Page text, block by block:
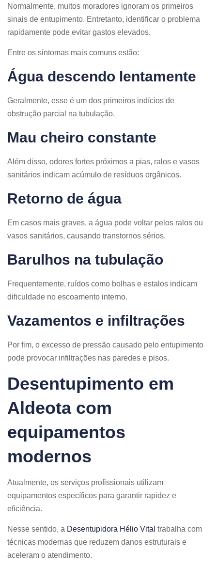
Normalmente, muitos moradores ignoram os primeiros
sinais de entupimento. Entretanto, identificar o problema
rapidamente pode evitar gastos elevados.
Entre os sintomas mais comuns estão:
Água descendo lentamente
Geralmente, esse é um dos primeiros indícios de
obstrução parcial na tubulação.
Mau cheiro constante
Além disso, odores fortes próximos a pias, ralos e vasos
sanitários indicam acúmulo de resíduos orgânicos.
Retorno de água
Em casos mais graves, a água pode voltar pelos ralos ou
vasos sanitários, causando transtornos sérios.
Barulhos na tubulação
Frequentemente, ruídos como bolhas e estalos indicam
dificuldade no escoamento interno.
Vazamentos e infiltrações
Por fim, o excesso de pressão causado pelo entupimento
pode provocar infiltrações nas paredes e pisos.
Desentupimento em
Aldeota com
equipamentos
modernos
Atualmente, os serviços profissionais utilizam
equipamentos específicos para garantir rapidez e
eficiência.
Nesse sentido, a Desentupidora Hélio Vital trabalha com
técnicas modernas que reduzem danos estruturais e
aceleram o atendimento.